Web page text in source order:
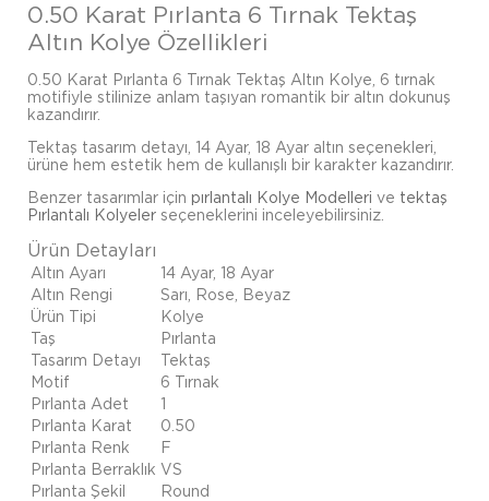
0.50 Karat Pırlanta 6 Tırnak Tektaş
Altın Kolye Özellikleri
0.50 Karat Pırlanta 6 Tırnak Tektaş Altın Kolye, 6 tırnak
motifiyle stilinize anlam taşıyan romantik bir altın dokunuş
kazandırır.
Tektaş tasarım detayı, 14 Ayar, 18 Ayar altın seçenekleri,
ürüne hem estetik hem de kullanışlı bir karakter kazandırır.
Benzer tasarımlar için pırlantalı Kolye Modelleri ve tektaş
Pırlantalı Kolyeler seçeneklerini inceleyebilirsiniz.
Ürün Detayları
Altın Ayarı
14 Ayar, 18 Ayar
Altın Rengi
Sarı, Rose, Beyaz
Ürün Tipi
Kolye
Taş
Pırlanta
Tasarım Detayı
Tektaş
Motif
6 Tırnak
Pırlanta Adet
1
Pırlanta Karat
0.50
Pırlanta Renk
F
Pırlanta Berraklık VS
Pırlanta Şekil
Round